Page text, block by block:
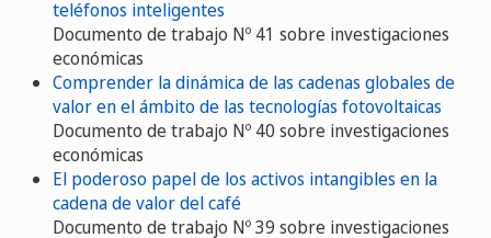
teléfonos inteligentes
Documento de trabajo Nº 41 sobre investigaciones
económicas
Comprender la dinámica de las cadenas globales de
valor en el ámbito de las tecnologías fotovoltaicas
Documento de trabajo Nº 40 sobre investigaciones
económicas
El poderoso papel de los activos intangibles en la
cadena de valor del café
Documento de trabajo Nº 39 sobre investigaciones